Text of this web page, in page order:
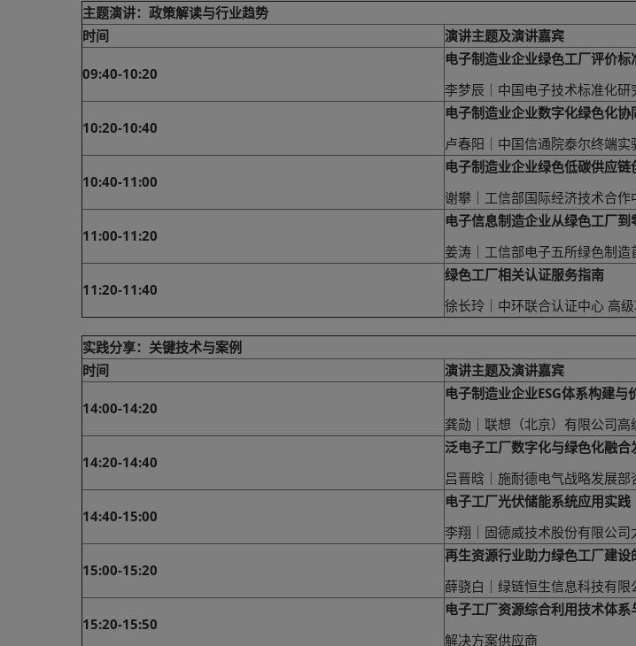
主题演讲：政策解读与行业趋势
时间
演讲主题及演讲嘉宾
09:40-10:20
电子制造业企业绿色工厂评价
李梦辰｜中国电子技术标准化研
10:20-10:40
电子制造业企业数字化绿色化
卢春阳｜中国信通院泰尔终端实
10:40-11:00
电子制造业企业绿色低碳供应链
谢攀｜工信部国际经济技术合作
11:00-11:20
电子信息制造企业从绿色工厂到
姜涛｜工信部电子五所绿色制
11:20-11:40
绿色工厂相关认证服务指南
徐长玲｜中环联合认证中心 高
实践分享：关键技术与案例
时间
演讲主题及演讲嘉宾
14:00-14:20
电子制造业企业ESG体系构建与
龚勋｜联想（北京）有限公司高
14:20-14:40
泛电子工厂数字化与绿色化融合
吕晋晗｜施耐德电气战略发展部
14:40-15:00
电子工厂光伏储能系统应用实践
李翔｜固德威技术股份有限公司
15:00-15:20
再生资源行业助力绿色工厂建设
薛骁白｜绿链恒生信息科技有
15:20-15:50
电子工厂资源综合利用技术体系
解决方案供应商